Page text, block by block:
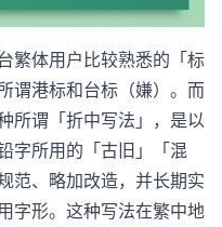
繁体用户比较熟悉的「标
谓港标和台标（嫌）。而
所谓「折中写法」，是以
字所用的「古旧」「混
范、略加改造，并长期实
字形。这种写法在繁中地